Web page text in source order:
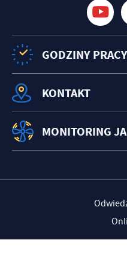
GODZINY
KONTAKT
MONITORING